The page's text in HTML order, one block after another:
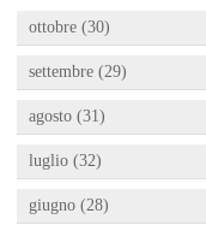
ottobre (30)
settembre (29)
agosto (31)
luglio (32)
giugno (28)